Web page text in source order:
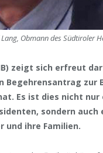
Obmann des Südtiroler
zeigt sich erfreut
zur
Es ist dies nicht
sondern
und ihre Familien.